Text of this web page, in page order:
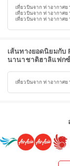
เที่ยวบินจาก ท่าอากาศ
เที่ยวบินจาก ท่าอากาศ
เที่ยวบินจาก ท่าอากาศ
เส้นทางยอดนิยมกับ
นานาชาติฮาลิแฟก
เที่ยวบินจาก ท่าอากาศ